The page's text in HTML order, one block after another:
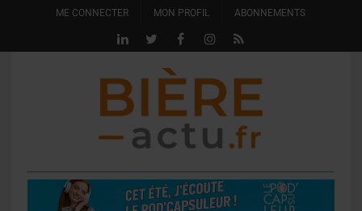
ME CONNECTER MON PROFIL ABONNEMENTS